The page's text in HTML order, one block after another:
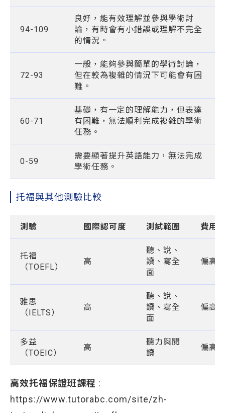
94-109
良好，能有效理解並參與學術討
論，有時會有小錯誤或理解不完全
的情況。
72-93
一般，能夠參與簡單的學術討論，
但在較為複雜的情況下可能會有困
難。
60-71
基礎，有一定的理解能力，但表達
有困難，無法順利完成複雜的學術
任務。
0-59
需要顯著提升英語能力，無法完成
學術任務。
托福與其他測驗比較
測驗 國際認可度 測試範圍 費用
托福
（TOEFL）
高
聽、說、
讀、寫全
面
偏高
雅思
（IELTS）
高
聽、說、
讀、寫全
面
偏高
多益
（TOEIC）
高
聽力與閱
讀
偏高
高效托福保證班課程 :
https://www.tutorabc.com/site/zh-